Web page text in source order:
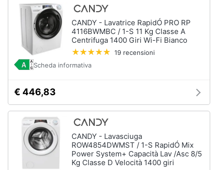
Giocattoli
Prima
infanzia
Abbigliamento
Sport
CANDY - Lavatrice RapidÓ PRO RP
4116BWMBC / 1-S 11 Kg Classe A
Centrifuga 1400 Giri Wi-Fi Bianco
19 recensioni
Scheda informativa
€ 446,83
CANDY - Lavasciuga
ROW4854DWMST / 1-S RapidÓ Mix
Power System+ Capacità Lav /Asc 8/5
Kg Classe D Velocità 1400 giri